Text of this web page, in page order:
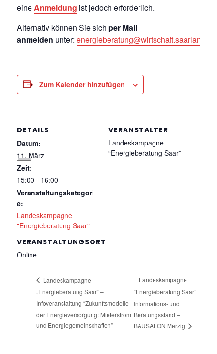
eineAnmeldung ist jedoch erforderlich.
Alternativ können Sie sich per Mail
anmelden unter: energieberatung@wirtschaft.saarland.de
Zum Kalender hinzufügen
DETAILS
Datum:
11. März
Zeit:
15:00 - 16:00
Veranstaltungskategori
e:
Landeskampagne
"Energieberatung Saar"
VERANSTALTUNGSORT
Online
VERANSTALTER
Landeskampagne
“Energieberatung Saar”
Landeskampagne
„Energieberatung Saar“ –
Infoveranstaltung “Zukunftsmodelle
der Energieversorgung: Mieterstrom
und Energiegemeinschaften”
Landeskampagne
“Energieberatung Saar”
Informations- und
Beratungsstand –
BAUSALON Merzig